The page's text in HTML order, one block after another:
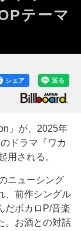
テーマ
送る
シェア
」が、2025年
ドラマ『ワカ
用される。
ニューシング
、前作シングル
だボカロP/音楽
。お酒との対話